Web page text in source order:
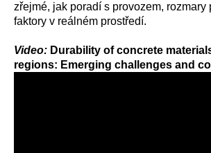
zřejmé, jak poradí s provozem, rozmary
faktory v reálném prostředí.
Video: Durability of concrete
regions: Emerging challenges and